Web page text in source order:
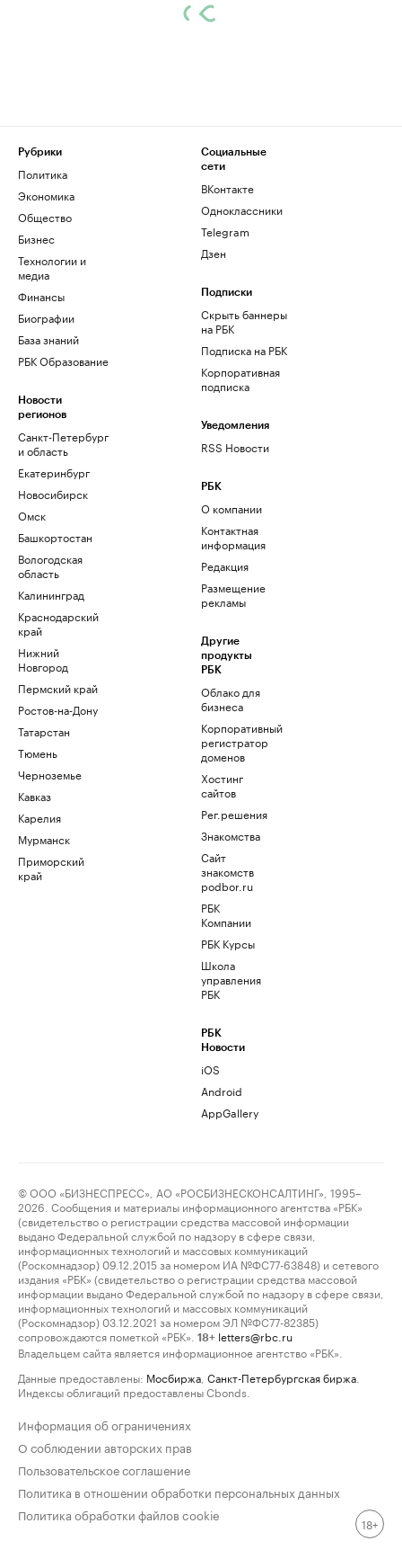
Рубрики
Политика
Экономика
Общество
Бизнес
Технологии и
медиа
Финансы
Биографии
База знаний
РБК Образование
Новости
регионов
Санкт-Петербург
и область
Екатеринбург
Новосибирск
Омск
Башкортостан
Вологодская
область
Калининград
Краснодарский
край
Нижний
Новгород
Пермский край
Ростов-на-Дону
Татарстан
Тюмень
Черноземье
Кавказ
Карелия
Мурманск
Приморский
край
Социальные
сети
ВКонтакте
Одноклассники
Telegram
Дзен
Подписки
Скрыть баннеры
на РБК
Подписка на РБК
Корпоративная
подписка
Уведомления
RSS Новости
РБК
О компании
Контактная
информация
Редакция
Размещение
рекламы
Другие
продукты
РБК
Облако для
бизнеса
Корпоративный
регистратор
доменов
Хостинг
сайтов
Рег.решения
Знакомства
Сайт
знакомств
podbor.ru
РБК
Компании
РБК Курсы
Школа
управления
РБК
РБК
Новости
iOS
Android
AppGallery
© ООО «БИЗНЕСПРЕСС», АО «РОСБИЗНЕСКОНСАЛТИНГ», 1995–
2026. Сообщения и материалы информационного агентства «РБК»
(свидетельство о регистрации средства массовой информации
выдано Федеральной службой по надзору в сфере связи,
информационных технологий и массовых коммуникаций
(Роскомнадзор) 09.12.2015 за номером ИА №ФС77-63848) и сетевого
издания «РБК» (свидетельство о регистрации средства массовой
информации выдано Федеральной службой по надзору в сфере связи,
информационных технологий и массовых коммуникаций
(Роскомнадзор) 03.12.2021 за номером ЭЛ №ФС77-82385)
сопровождаются пометкой «РБК».
18+ letters@rbc.ru
Владельцем сайта является информационное агентство «РБК».
Данные предоставлены: Мосбиржа Санкт-Петербургская биржа
Индексы облигаций предоставлены Cbonds.
Информация об ограничениях
О соблюдении авторских прав
Пользовательское соглашение
Политика в отношении обработки персональных данных
Политика обработки файлов cookie
18+